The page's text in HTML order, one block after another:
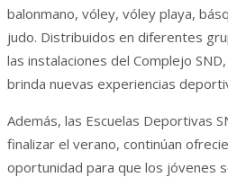
balonmano, vóley, vóley playa,
judo. Distribuidos en diferentes
las instalaciones del Complejo
brinda nuevas experiencias
Además, las Escuelas Deportivas
finalizar el verano, continúan
oportunidad para que los jóvenes